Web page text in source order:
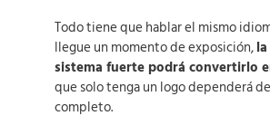
Todo tiene que hablar el mismo
llegue un momento de exposición,
sistema fuerte podrá convertirlo
que solo tenga un logo dependerá
completo.